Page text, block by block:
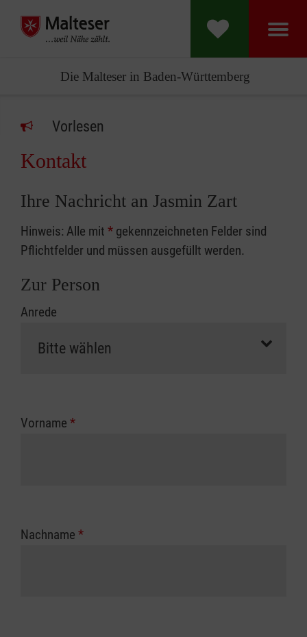
Die Malteser in Baden-Württemberg
Vorlesen
Kontakt
Ihre Nachricht an Jasmin Zart
Hinweis: Alle mit * gekennzeichneten Felder sind
Pflichtfelder und müssen ausgefüllt werden.
Zur Person
Anrede
Vorname *
Nachname *